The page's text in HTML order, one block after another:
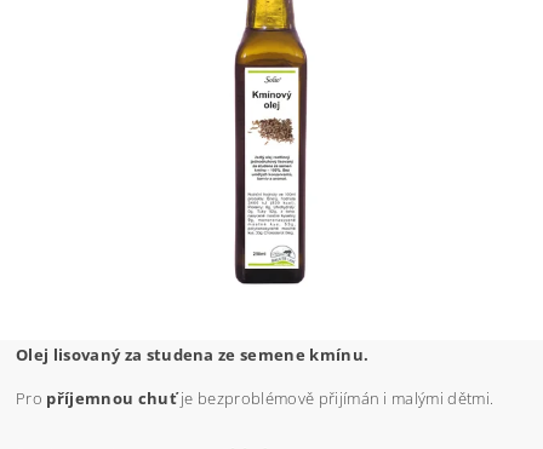
Olej lisovaný za studena ze semene kmínu.
Pro příjemnou chuťje bezproblémově přijímán i malými dětmi.